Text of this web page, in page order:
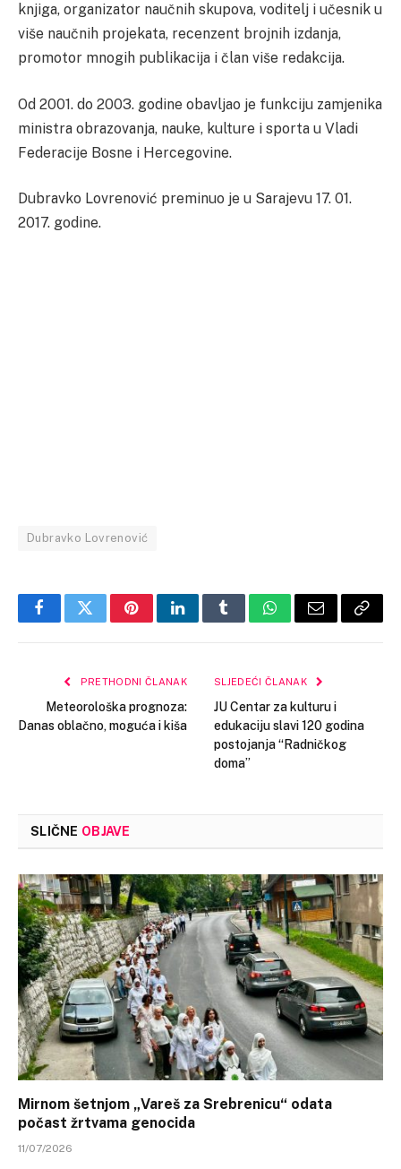
knjiga, organizator naučnih skupova, voditelj i učesnik u
više naučnih projekata, recenzent brojnih izdanja,
promotor mnogih publikacija i član više redakcija.
Od 2001. do 2003. godine obavljao je funkciju zamjenika
ministra obrazovanja, nauke, kulture i sporta u Vladi
Federacije Bosne i Hercegovine.
Dubravko Lovrenović preminuo je u Sarajevu 17. 01.
2017. godine.
Dubravko Lovrenović
FacebookTwitterPinterestLinkedInTumblrWhatsApp
Email Copy
PRETHODNI ČLANAK
Meteorološka prognoza:
Danas oblačno, moguća i kiša
SLJEDEĆI ČLANAK
JU Centar za kulturu i
edukaciju slavi 120 godina
postojanja “Radničkog
doma”
SLIČNE OBJAVE
Mirnom šetnjom „Vareš za Srebrenicu“ odata
počast žrtvama genocida
11/07/2026